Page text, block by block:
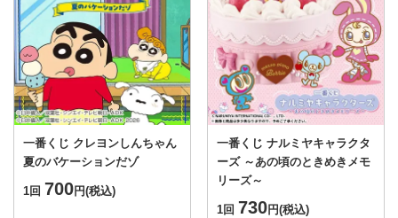
一番くじ クレヨンしんちゃん
夏のバケーションだゾ
1回 700円(税込)
一番くじ ナルミヤキャラクタ
ーズ ～あの頃のときめきメモ
リーズ～
1回 730円(税込)